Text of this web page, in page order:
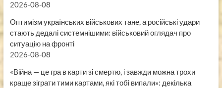
2026-08-08
Оптимізм українських військових тане, а російські удари
стають дедалі системнішими: військовий оглядач про
ситуацію на фронті
2026-08-08
«Війна — це гра в карти зі смертю, і завжди можна трохи
краще зіграти тими картами, які тобі випали»: декілька